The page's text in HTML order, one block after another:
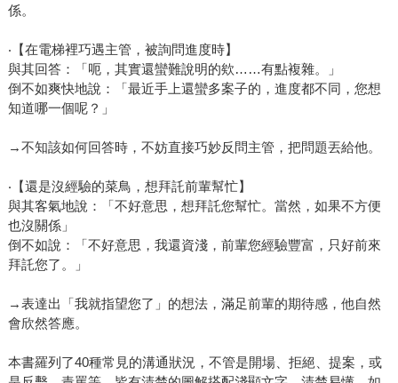
係。
‧【在電梯裡巧遇主管，被詢問進度時】
與其回答：「呃，其實還蠻難說明的欸……有點複雜。」
倒不如爽快地說：「最近手上還蠻多案子的，進度都不同，您想
知道哪一個呢？」
→不知該如何回答時，不妨直接巧妙反問主管，把問題丟給他。
‧【還是沒經驗的菜鳥，想拜託前輩幫忙】
與其客氣地說：「不好意思，想拜託您幫忙。當然，如果不方便
也沒關係」
倒不如說：「不好意思，我還資淺，前輩您經驗豐富，只好前來
拜託您了。」
→表達出「我就指望您了」的想法，滿足前輩的期待感，他自然
會欣然答應。
本書羅列了40種常見的溝通狀況，不管是開場、拒絕、提案，或